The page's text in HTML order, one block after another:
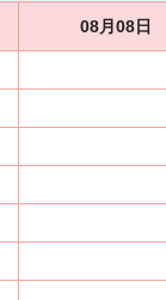
08月08日